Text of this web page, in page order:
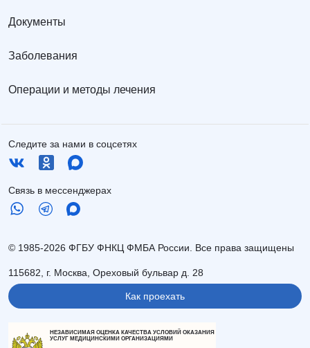
Документы
Заболевания
Операции и методы лечения
Следите за нами в соцсетях
Связь в мессенджерах
© 1985-2026 ФГБУ ФНКЦ ФМБА России. Все права защищены
115682, г. Москва, Ореховый бульвар д. 28
Как проехать
НЕЗАВИСИМАЯ ОЦЕНКА КАЧЕСТВА УСЛОВИЙ ОКАЗАНИЯ
УСЛУГ МЕДИЦИНСКИМИ ОРГАНИЗАЦИЯМИ